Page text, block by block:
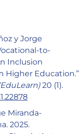
y Jorge
to-
Inclusion
Higher Education.”
20 (1).
Miranda-
2025.